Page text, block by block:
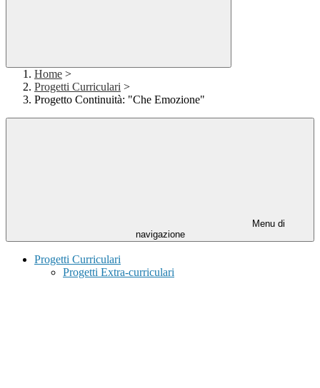
Home >
Progetti Curriculari >
Progetto Continuità: "Che Emozione"
Menu di
navigazione
Progetti Curriculari
Progetti Extra-curriculari